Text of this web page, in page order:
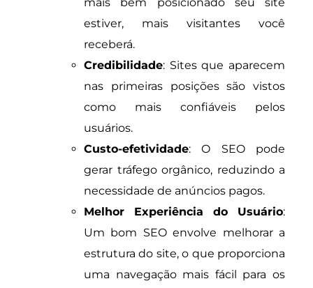
estiver, mais visitantes você
receberá.
Credibilidade: Sites que aparecem
nas primeiras posições são vistos
como mais confiáveis pelos
usuários.
Custo-efetividade: O SEO pode
gerar tráfego orgânico, reduzindo a
necessidade de anúncios pagos.
Melhor Experiência do Usuário:
Um bom SEO envolve melhorar a
estrutura do site, o que proporciona
uma navegação mais fácil para os